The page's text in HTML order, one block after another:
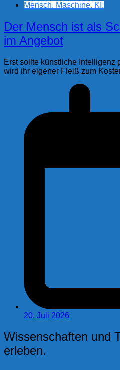
Mensch. Maschine. KI.
Der Mensch ist als
im Angebot
Erst sollte künstliche Intelligenz
wird ihr eigener Fleiß zum
20. Juli 2026
Wissenschaften und
erleben.